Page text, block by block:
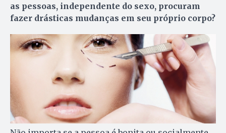
as pessoas, independente do sexo, procuram
fazer drásticas mudanças em seu próprio corpo?